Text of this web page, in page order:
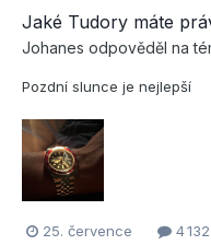
Jaké Tudory máte
Johanes odpověděl na
Pozdní slunce je nejlepší
25. července 4